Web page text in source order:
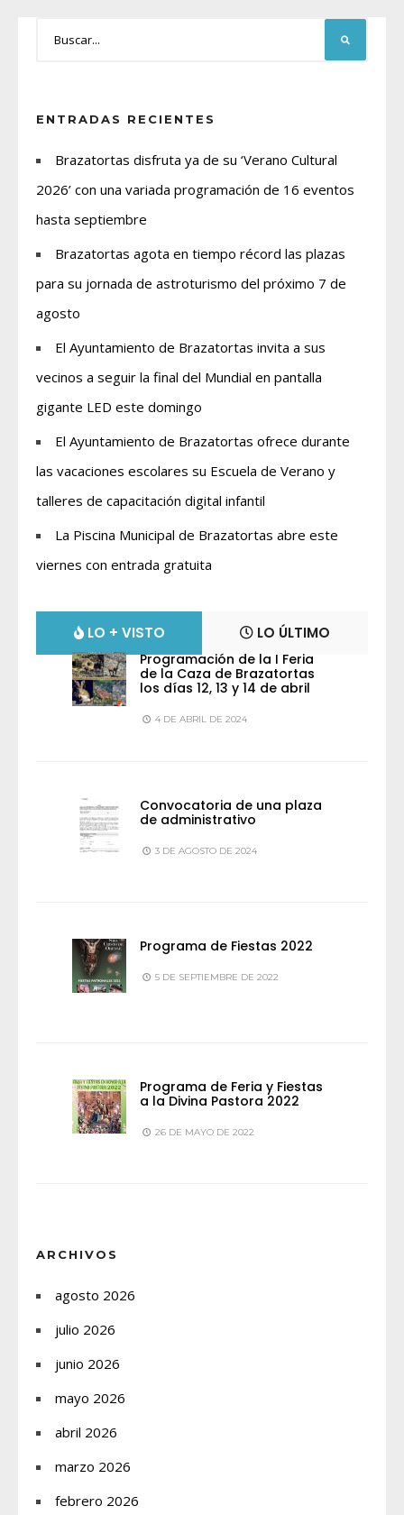
ENTRADAS RECIENTES
Brazatortas disfruta ya de su ‘Verano Cultural
2026’ con una variada programación de 16 eventos
hasta septiembre
Brazatortas agota en tiempo récord las plazas
para su jornada de astroturismo del próximo 7 de
agosto
El Ayuntamiento de Brazatortas invita a sus
vecinos a seguir la final del Mundial en pantalla
gigante LED este domingo
El Ayuntamiento de Brazatortas ofrece durante
las vacaciones escolares su Escuela de Verano y
talleres de capacitación digital infantil
La Piscina Municipal de Brazatortas abre este
viernes con entrada gratuita
LO + VISTO LO ÚLTIMO
Programación de la I Feria
de la Caza de Brazatortas
los días 12, 13 y 14 de abril
4 DE ABRIL DE 2024
Convocatoria de una plaza
de administrativo
3 DE AGOSTO DE 2024
Programa de Fiestas 2022
5 DE SEPTIEMBRE DE 2022
Programa de Feria y Fiestas
a la Divina Pastora 2022
26 DE MAYO DE 2022
ARCHIVOS
agosto 2026
julio 2026
junio 2026
mayo 2026
abril 2026
marzo 2026
febrero 2026